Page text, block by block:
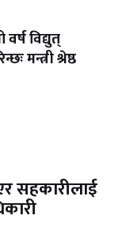
विद्युत्
मन्त्री श्रेष्ठ
सहकारीलाई